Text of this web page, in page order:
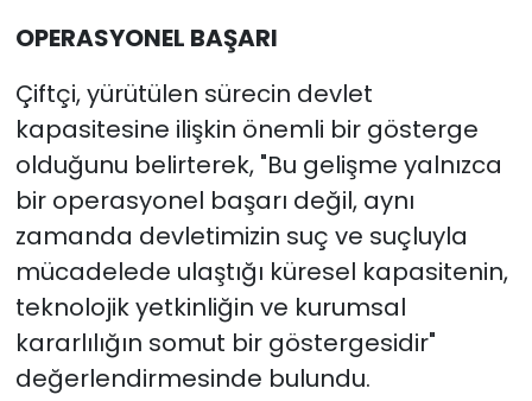
OPERASYONEL BAŞARI
Çiftçi, yürütülen sürecin devlet
kapasitesine ilişkin önemli bir gösterge
olduğunu belirterek, "Bu gelişme yalnızca
bir operasyonel başarı değil, aynı
zamanda devletimizin suç ve suçluyla
mücadelede ulaştığı küresel kapasitenin,
teknolojik yetkinliğin ve kurumsal
kararlılığın somut bir göstergesidir"
değerlendirmesinde bulundu.